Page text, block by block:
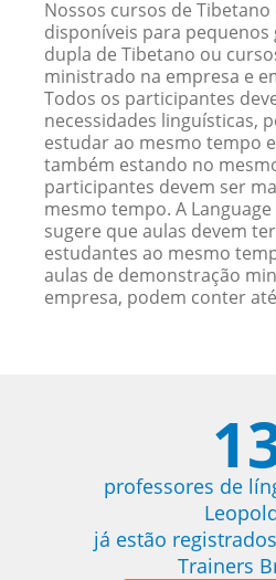
Nossos cursos de
disponíveis para pequenos
dupla de Tibetano ou
ministrado na empresa e
Todos os participantes
necessidades linguísticas,
estudar ao mesmo tempo
também estando no
participantes devem ser
mesmo tempo. A
sugere que aulas devem
estudantes ao mesmo
aulas de demonstração
empresa, podem conter
professores de
já estão
Trainers